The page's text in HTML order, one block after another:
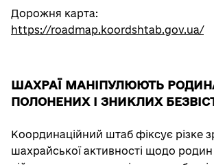
Дорожня карта:
https://roadmap.koordshtab.gov.ua/
ШАХРАЇ МАНІПУЛЮЮТЬ
ПОЛОНЕНИХ І ЗНИКЛИХ
Координаційний штаб фіксує різке
шахрайської активності щодо родин